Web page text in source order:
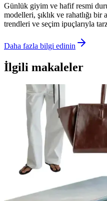
Günlük giyim ve hafif resmi
modelleri, şıklık ve rahatlığı bir
trendleri ve seçim ipuçlarıyla
Daha fazla bilgi edinin
İlgili makaleler